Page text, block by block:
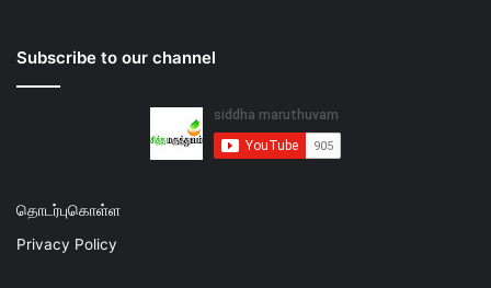
Subscribe to our channel
தொடர்புகொள்ள
Privacy Policy